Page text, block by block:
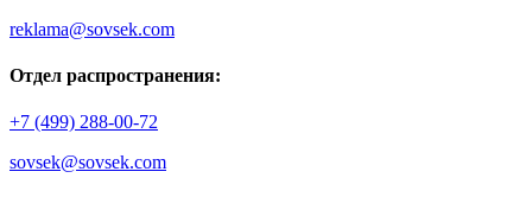
reklama@sovsek.com
Отдел распространения:
+7 (499) 288-00-72
sovsek@sovsek.com